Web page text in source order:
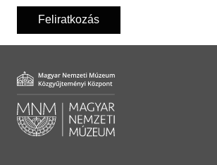
Feliratkozás